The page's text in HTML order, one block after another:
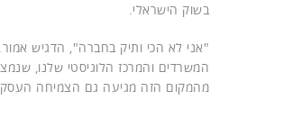
בשוק הישראלי.
המשרדים והמרכז הלוגיסטי שלנו,
מהמקום הזה מגיעה גם הצמיחה